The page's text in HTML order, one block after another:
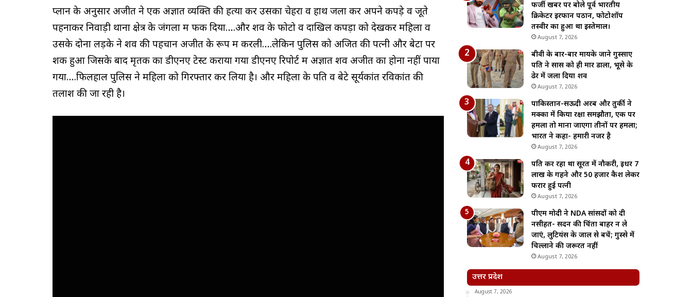
प्लान के अनुसार अजीत ने एक अज्ञात व्यक्ति की हत्या कर उसका चेहरा व हाथ जला कर अपने कपड़े व जूते
पहनाकर निवाड़ी थाना क्षेत्र के जंगलों में फेंक दिया….और शव के फोटो व दाखिल कपड़ों को देखकर महिला व
उसके दोनों लड़के ने शव की पहचान अजीत के रूप में करली….लेकिन पुलिस को अजित की पत्नी और बेटों पर
शक हुआ जिसके बाद मृतक का डीएनए टेस्ट कराया गया डीएनए रिपोर्ट में अज्ञात शव अजीत का होना नहीं पाया
गया….फिलहाल पुलिस ने महिला को गिरफ्तार कर लिया है। और महिला के पति व बेटे सूर्यकांत रविकांत की
तलाश की जा रही है।
फर्जी खबर पर बोले पूर्व भारतीय
क्रिकेटर इरफान पठान, फोटोशॉप
तस्वीर का हुआ था इस्तेमाल।
August 7, 2026
बीवी के बार-बार मायके जाने गुस्साए
पति ने सास को ही मार डाला, भूसे के
ढेर में जला दिया शव
August 7, 2026
पाकिस्तान-सऊदी अरब और तुर्की ने
मक्का में किया रक्षा समझौता, एक पर
हमला तो माना जाएगा तीनों पर हमला;
भारत ने कहा- हमारी नजर है
August 7, 2026
पति कर रहा था सूरत में नौकरी, इधर 7
लाख के गहने और 50 हजार कैश लेकर
फरार हुई पत्नी
August 7, 2026
पीएम मोदी ने NDA सांसदों को दी
नसीहत- सदन की चिंता बाहर न ले
जाएं, लुटियंस के जाल से बचें; गुस्से में
चिल्लाने की जरूरत नहीं
August 7, 2026
उत्तर प्रदेश
August 7, 2026